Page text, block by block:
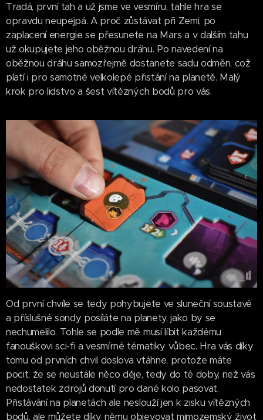
Tradá, první tah a už jsme ve vesmíru, tahle hra se
opravdu neupejpá. A proč zůstávat při Zemi, po
zaplacení energie se přesunete na Mars a v dalším tahu
už okupujete jeho oběžnou dráhu. Po navedení na
oběžnou dráhu samozřejmě dostanete sadu odměn, což
platí i pro samotné velkolepé přistání na planetě. Malý
krok pro lidstvo a šest vítězných bodů pro vás.
Od první chvíle se tedy pohybujete ve sluneční soustavě
a příslušné sondy posíláte na planety, jako by se
nechumelilo. Tohle se podle mě musí líbit každému
fanouškovi sci-fi a vesmírné tématiky vůbec. Hra vás díky
tomu od prvních chvil doslova vtáhne, protože máte
pocit, že se neustále něco děje, tedy do té doby, než vás
nedostatek zdrojů donutí pro dané kolo pasovat.
Přistávání na planetách ale neslouží jen k zisku vítězných
bodů, ale můžete díky němu objevovat mimozemský život